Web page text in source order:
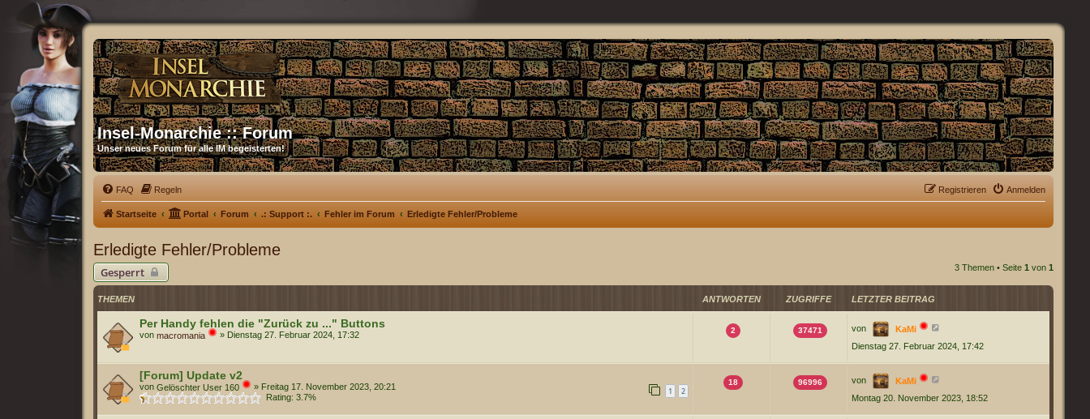
Insel-Monarchie :: Forum
Unser neues Forum für alle IM begeisterten!
FAQ Regeln Anmelden
Registrieren
Startseite Portal Forum .: Support :. Fehler im Forum Erledigte Fehler/Probleme
Erledigte Fehler/Probleme
Gesperrt 3 Themen • Seite 1 von 1
THEMEN ANTWORTEN ZUGRIFFE LETZTER BEITRAG
Per Handy fehlen die "Zurück zu ..." Buttons
von macromania » Dienstag 27. Februar 2024, 17:32 2 37471 von
KaMi
Dienstag 27. Februar 2024, 17:42
[Forum] Update v2
von Gelöschter User 160 » Freitag 17. November 2023, 20:21 1 2
Rating: 3.7%
18 96996 von
KaMi
Montag 20. November 2023, 18:52